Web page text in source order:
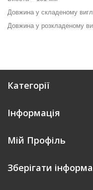
Довжина у складеному
Довжина у розкладеному
Категорії
Інформація
Мій Профіль
Зберігати